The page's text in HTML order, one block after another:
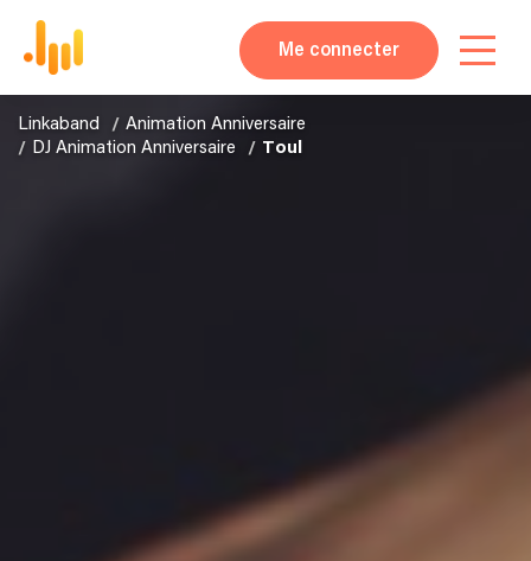
Me connecter
Linkaband
Animation Anniversaire
DJ Animation Anniversaire
Toul